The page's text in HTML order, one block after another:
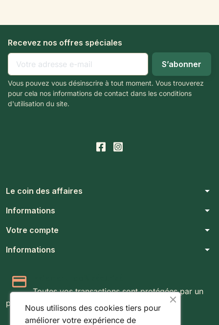
Recevez nos offres spéciales
Vous pouvez vous désinscrire à tout moment. Vous trouverez
pour cela nos informations de contact dans les conditions
d'utilisation du site.
Le coin des affaires arrow_drop_down
Informations arrow_drop_down
Votre compte arrow_drop_down
Informations arrow_drop_down
Toutes vos transactions sont protégées par un
protocole SSL 256 bits.
Nous utilisons des cookies tiers pour
améliorer votre expérience de